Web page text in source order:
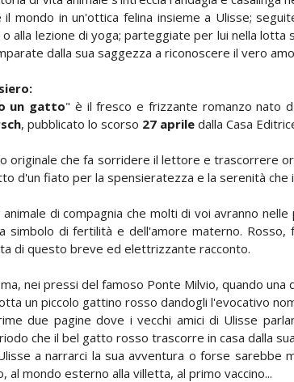
il mondo in un'ottica felina insieme a Ulisse;
alla lezione di yoga; parteggiate per lui nella
dalla sua saggezza a riconoscere il vero
un gatto" è il fresco e frizzante romanzo nato
, pubblicato lo scorso 27 aprile dalla Casa
originale che fa sorridere il lettore e trascorrere
d'un fiato per la spensieratezza e la serenità che
di compagnia che molti di voi avranno
simbolo di fertilità e dell'amore materno.
di questo breve ed elettrizzante racconto.
nei pressi del famoso Ponte Milvio, quando una
un piccolo gattino rosso dandogli l'evocativo
due pagine dove i vecchi amici di Ulisse
che il bel gatto rosso trascorre in casa dalla
a narrarci la sua avventura o forse sarebbe
al mondo esterno alla villetta, al primo vaccino...